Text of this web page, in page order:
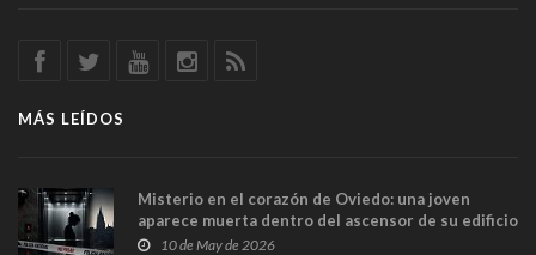
MÁS LEÍDOS
Misterio en el corazón de Oviedo: una joven
aparece muerta dentro del ascensor de su edificio
y las cámaras captan sus últimos minutos
10 de May de 2026